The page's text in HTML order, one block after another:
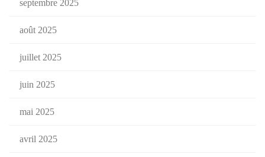
septembre 2025
août 2025
juillet 2025
juin 2025
mai 2025
avril 2025